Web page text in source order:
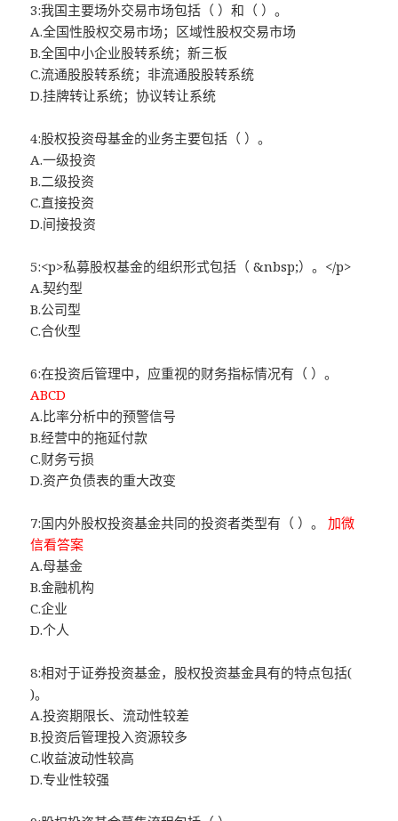
3:我国主要场外交易市场包括（ ）和（ ）。
A.全国性股权交易市场；区域性股权交易市场
B.全国中小企业股转系统；新三板
C.流通股股转系统；非流通股股转系统
D.挂牌转让系统；协议转让系统
4:股权投资母基金的业务主要包括（ ）。
A.一级投资
B.二级投资
C.直接投资
D.间接投资
5:<p>私募股权基金的组织形式包括（ &nbsp;）。</p>
A.契约型
B.公司型
C.合伙型
6:在投资后管理中，应重视的财务指标情况有（ ）。
ABCD
A.比率分析中的预警信号
B.经营中的拖延付款
C.财务亏损
D.资产负债表的重大改变
7:国内外股权投资基金共同的投资者类型有（ ）。加微
信看答案
A.母基金
B.金融机构
C.企业
D.个人
8:相对于证券投资基金，股权投资基金具有的特点包括(
)。
A.投资期限长、流动性较差
B.投资后管理投入资源较多
C.收益波动性较高
D.专业性较强